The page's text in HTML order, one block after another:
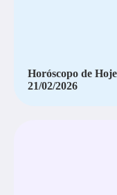
Horóscopo de
21/02/2026